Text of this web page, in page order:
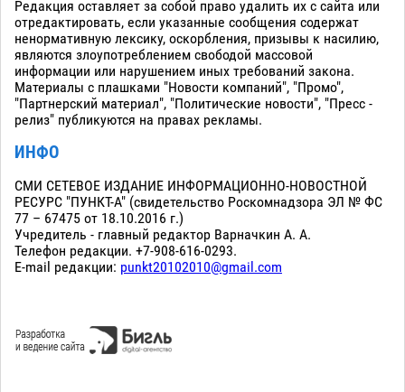
Редакция оставляет за собой право удалить их с сайта или
отредактировать, если указанные сообщения содержат
ненормативную лексику, оскорбления, призывы к насилию,
являются злоупотреблением свободой массовой
информации или нарушением иных требований закона.
Материалы с плашками "Новости компаний", "Промо",
"Партнерский материал", "Политические новости", "Пресс -
релиз" публикуются на правах рекламы.
ИНФО
СМИ СЕТЕВОЕ ИЗДАНИЕ ИНФОРМАЦИОННО-НОВОСТНОЙ
РЕСУРС "ПУНКТ-А" (свидетельство Роскомнадзора ЭЛ № ФС
77 – 67475 от 18.10.2016 г.)
Учредитель - главный редактор Варначкин А. А.
Телефон редакции. +7-908-616-0293.
E-mail редакции: punkt20102010@gmail.com